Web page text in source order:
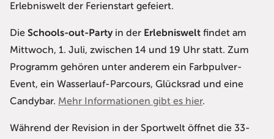
Erlebniswelt der Ferienstart gefeiert.
Die Schools-out-Party in der Erlebniswelt findet am
Mittwoch, 1. Juli, zwischen 14 und 19 Uhr statt. Zum
Programm gehören unter anderem ein Farbpulver-
Event, ein Wasserlauf-Parcours, Glücksrad und eine
Candybar. Mehr Informationen gibt es hier.
Während der Revision in der Sportwelt öffnet die 33-